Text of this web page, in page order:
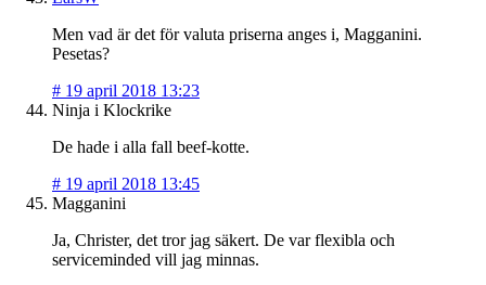
Men vad är det för valuta priserna anges i, Magganini.
Pesetas?
# 19 april 2018 13:23
Ninja i Klockrike
De hade i alla fall beef-kotte.
# 19 april 2018 13:45
Magganini
Ja, Christer, det tror jag säkert. De var flexibla och
serviceminded vill jag minnas.